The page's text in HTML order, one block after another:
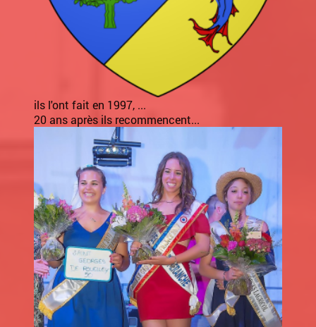
ils l'ont fait en 1997, ...
20 ans après ils recommencent...